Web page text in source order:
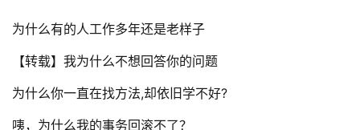
为什么有的人工作多年还是老样子
【转载】我为什么不想回答你的问题
为什么你一直在找方法,却依旧学不好?
咦，为什么我的事务回滚不了？